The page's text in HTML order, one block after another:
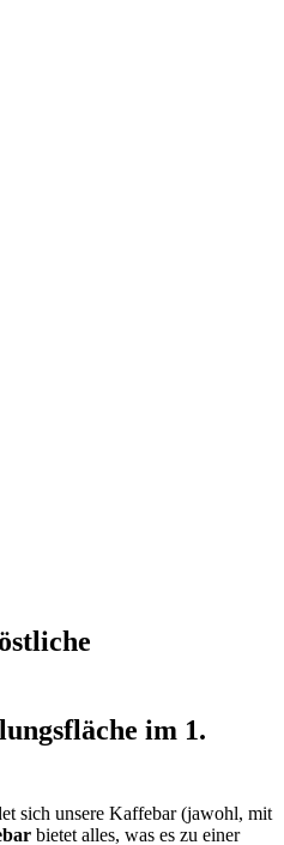
im 1.
sich unsere Kaffebar (jawohl, mit
bietet alles, was es zu einer